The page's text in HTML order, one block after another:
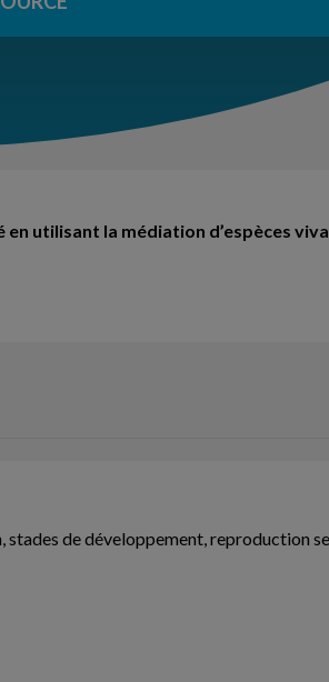
utilisant la médiation d’espèces
de développement, reproduction